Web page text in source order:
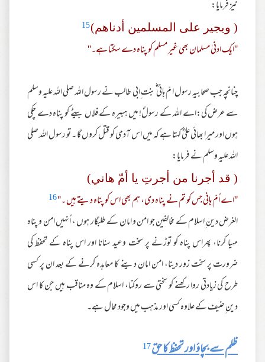
نیز فرمایا:
( ویجیر علی المسلمین أدناھم)15
''ایک ادنیٰ مسلمان بھی غیر مسلم کو پناہ دے سکتا ہے۔''
چنانچہ جب صحابیہ رسول ا مّ ہانی ؓبنت ِابی طالب نے رسول اللہ صلی اللہ علیہ وسلم
سے عرض کی:اے اللہ کے رسولؐ! میں ہبیرہ کے فلاں بیٹے کو پناہ دے چکی
ہوں اور میرا بھائی علیؓ کہتا ہے کہ میں اس آدمی کو قتل کروں گا ۔ تو رسول اللہ صلی
اللہ علیہ وسلم نے فرمایا:
( قد أجرنا من أجرتِ یا أمّ هاني)
''اے اُمّ ہانی جس کو تم نے پناہ دی، ہم بھی اس کو پناہ دیتے ہیں ۔''16
الغرض دین ِاسلام کے مخالفین جو امن و امان کے طلبگار ہوں ، اُنہیں امن و پناہ
مہیا کرنا، پھراس پناہ کو توڑنے پر سخت وعید سنانا اور اس پناہ کے تحفظ کی
ضرورت پر سخت زور دینا، امن امان دینے کا معاہدہ کرنے کے بعد ان پر کسی
طرح کی زیادتی روا رکھنے کو سختی سے روکنا، اسلام کے وہ مناقب ہیں جن کا اس
دین ِحنیف کے علاوہ کسی اور مذہب میں وجود محال ہے۔
ظلم سے بچاؤ اور تحفظ کا حق17